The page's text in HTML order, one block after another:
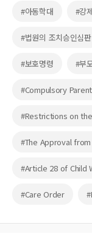
#아동학대 #강
#법원의 조치승인심판
#보호명령 #부
#Compulsory
#Restrictions on
#The Approval
#Article 28 of Child
#Care Order